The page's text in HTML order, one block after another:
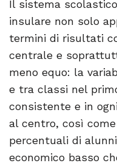
Il sistema
insulare non solo
termini di risultati
centrale e
meno equo: la
e tra classi nel
consistente e in
al centro, così
percentuali di
economico basso